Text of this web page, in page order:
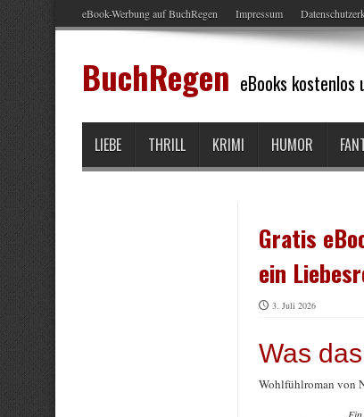
eBook-Werbung auf BuchRegen Impressum
BuchRegen eBooks
LIEBE THRILL KRIMI HUMOR
Gratis
ein
3. Juli 2026
Was
Wohlfühlroman von